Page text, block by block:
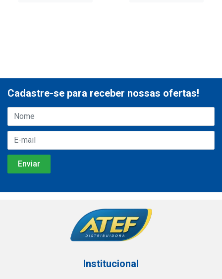
Cadastre-se para receber nossas ofertas!
Institucional